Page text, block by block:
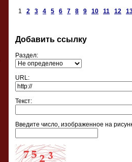
1 2 3 4 5 6 7 8 9 10 11 12
Добавить ссылку
Раздел:
URL:
Текст:
Введите число, изображенное на